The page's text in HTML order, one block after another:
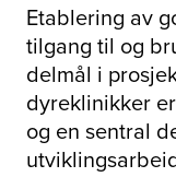
Etablering av
tilgang til og
delmål i
dyreklinikker
og en sentral